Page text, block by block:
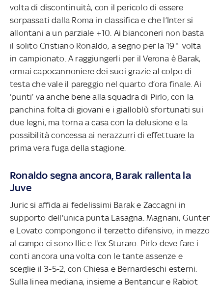
volta di discontinuità, con il pericolo di essere
sorpassati dalla Roma in classifica e che l’Inter si
allontani a un parziale +10. Ai bianconeri non basta
il solito Cristiano Ronaldo, a segno per la 19^ volta
in campionato. A raggiungerli per il Verona è Barak,
ormai capocannoniere dei suoi grazie al colpo di
testa che vale il pareggio nel quarto d’ora finale. Ai
‘punti’ va anche bene alla squadra di Pirlo, con la
panchina folta di giovani e i gialloblù sfortunati sui
due legni, ma torna a casa con la delusione e la
possibilità concessa ai nerazzurri di effettuare la
prima vera fuga della stagione.
Ronaldo segna ancora, Barak rallenta la
Juve
Juric si affida ai fedelissimi Barak e Zaccagni in
supporto dell'unica punta Lasagna. Magnani, Gunter
e Lovato compongono il terzetto difensivo, in mezzo
al campo ci sono Ilic e l'ex Sturaro. Pirlo deve fare i
conti ancora una volta con le tante assenze e
sceglie il 3-5-2, con Chiesa e Bernardeschi esterni.
Sulla linea mediana, insieme a Bentancur e Rabiot